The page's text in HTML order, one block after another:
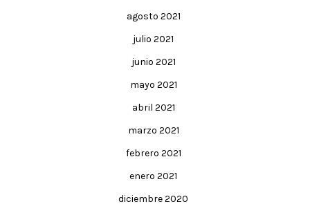
agosto 2021
julio 2021
junio 2021
mayo 2021
abril 2021
marzo 2021
febrero 2021
enero 2021
diciembre 2020